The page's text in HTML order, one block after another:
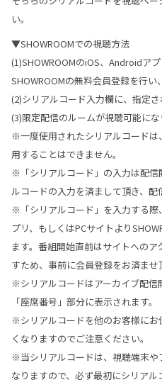
い。
▼SHOWROOMでの視聴方法
(1)SHOWROOMのiOS、Androidア
SHOWROOMの無料会員登録を行い
(2)シリアルコード入力欄に、指定さ
(3)限定配信のルームが視聴可能にな
※一度使用されたシリアルコードは
用することはできません。
※「シリアルコード」の入力は配信
ルコードの入力を済まして頂き、配
※「シリアルコード」を入力する際
プリ、もしくはPCサイトより
ます。番組開始直前はサイトへの
すため、事前に会員登録をお済ませ
※シリアルコードはアーカイブ配信
「座席番号」部分に表示されます。
※シリアルコードを他のお客様にお
くなりますのでご注意ください。
※当シリアルコードは、視聴端末や
なりますので、必ず最初にシリア